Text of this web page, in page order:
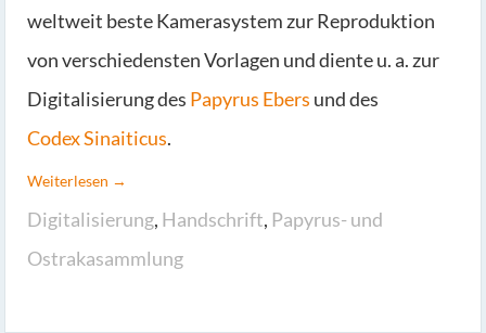
weltweit beste Kamerasystem zur Reproduktion
von verschiedensten Vorlagen und diente u. a. zur
Digitalisierung des Papyrus Ebers und des
Codex Sinaiticus.
Weiterlesen →
Digitalisierung, Handschrift, Papyrus- und
Ostrakasammlung